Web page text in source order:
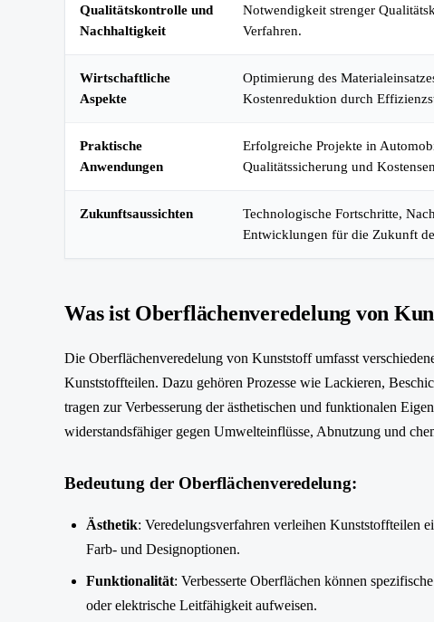
Qualitätskontrolle und
Nachhaltigkeit
Notwendigkeit strenger
Verfahren.
Wirtschaftliche
Aspekte
Optimierung des
Kostenreduktion durch
Praktische
Anwendungen
Erfolgreiche Projekte in
Qualitätssicherung und
Zukunftsaussichten
Technologische Fortschritte,
Entwicklungen für die Zukunft
Was ist Oberflächenveredelung von
Die Oberflächenveredelung von Kunststoff umfasst
Kunststoffteilen. Dazu gehören Prozesse wie Lackieren,
tragen zur Verbesserung der ästhetischen und funktionalen
widerstandsfähiger gegen Umwelteinflüsse, Abnutzung und
Bedeutung der Oberflächenveredelung:
Ästhetik: Veredelungsverfahren verleihen Kunststoffteilen
Farb- und Designoptionen.
Funktionalität: Verbesserte Oberflächen können
oder elektrische Leitfähigkeit aufweisen.